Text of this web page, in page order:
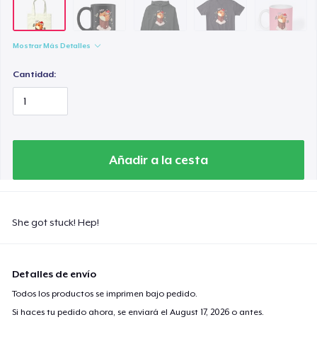
Mostrar Más Detalles
Cantidad:
Añadir a la cesta
She got stuck! Hep!
Detalles de envío
Todos los productos se imprimen bajo pedido.
Si haces tu pedido ahora, se enviará elAugust 17, 2026 o antes.